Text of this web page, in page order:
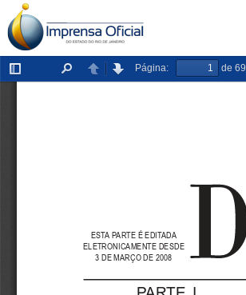
Exibir/ocultar
painel
LocalizarAnteriorPróxima
Página: de 69
ESTA PARTE É EDITADA
ELETRONICAMENTE DESDE
3 DE MARÇO DE 2008